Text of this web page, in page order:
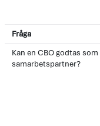
Fråga
Kan en CBO godtas som
samarbetspartner?